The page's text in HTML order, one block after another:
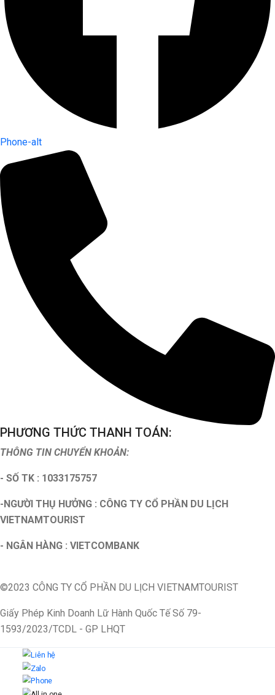
Phone-alt
PHƯƠNG THỨC THANH TOÁN:
THÔNG TIN CHUYỂN KHOẢN:
- SỐ TK : 1033175757
-NGƯỜI THỤ HƯỞNG : CÔNG TY CỔ PHẦN DU LỊCH
VIETNAMTOURIST
- NGÂN HÀNG : VIETCOMBANK
©2023 CÔNG TY CỔ PHẦN DU LỊCH VIETNAMTOURIST
Giấy Phép Kinh Doanh Lữ Hành Quốc Tế Số 79-
1593/2023/TCDL - GP LHQT